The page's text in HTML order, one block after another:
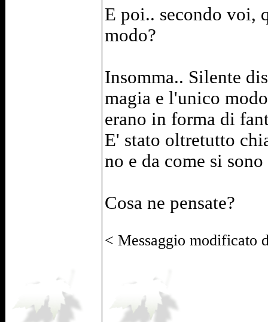
E poi.. secondo voi,
modo?
Insomma.. Silente
magia e l'unico
erano in forma di
E' stato oltretutto
no e da come si
Cosa ne pensate?
< Messaggio modificato